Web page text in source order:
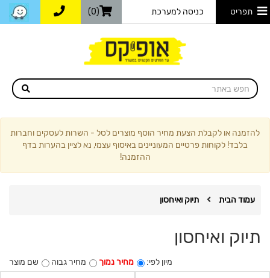
תפריט כניסה למערכת (0)
להזמנה או לקבלת הצעת מחיר הוסף מוצרים לסל - השרות לעסקים וחברות
בלבד! לקוחות פרטיים המעוניינים באיסוף עצמי, נא לציין בהערות בדף
ההזמנה!
עמוד הבית תיוק ואיחסון
תיוק ואיחסון
מיון לפי: מחיר נמוך מחיר גבוה שם מוצר